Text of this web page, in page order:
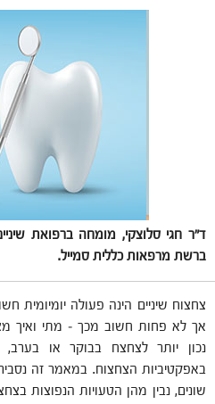
ד״ר חגי סלוצקי, מומחה ברפואת
ברשת מרפאות כללית סמייל.
צחצוח שיניים הינה פעולה יומיומית
אך לא פחות חשוב מכך – מתי ואיך
נכון יותר לצחצח בבוקר או בערב,
באפקטיביות הצחצוח. במאמר זה
שונים, נבין מהן הטעויות הנפוצות